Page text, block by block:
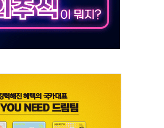
큰 변수"